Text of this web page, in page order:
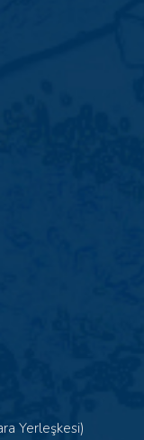
Yerleşkesi)